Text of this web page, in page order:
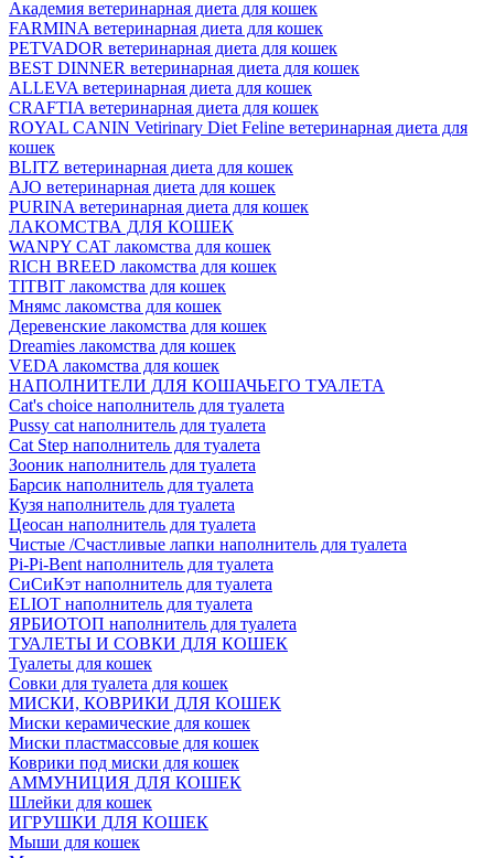
Академия ветеринарная диета для кошек
FARMINA ветеринарная диета для кошек
PETVADOR ветеринарная диета для кошек
BEST DINNER ветеринарная диета для кошек
ALLEVA ветеринарная диета для кошек
CRAFTIA ветеринарная диета для кошек
ROYAL CANIN Vetirinary Diet Feline ветеринарная диета для
кошек
BLITZ ветеринарная диета для кошек
AJO ветеринарная диета для кошек
PURINA ветеринарная диета для кошек
ЛАКОМСТВА ДЛЯ КОШЕК
WANPY CAT лакомства для кошек
RICH BREED лакомства для кошек
TITBIT лакомства для кошек
Мнямс лакомства для кошек
Деревенские лакомства для кошек
Dreamies лакомства для кошек
VEDA лакомства для кошек
НАПОЛНИТЕЛИ ДЛЯ КОШАЧЬЕГО ТУАЛЕТА
Cat's choice наполнитель для туалета
Pussy cat наполнитель для туалета
Cat Step наполнитель для туалета
Зооник наполнитель для туалета
Барсик наполнитель для туалета
Кузя наполнитель для туалета
Цеосан наполнитель для туалета
Чистые /Счастливые лапки наполнитель для туалета
Pi-Pi-Bent наполнитель для туалета
СиСиКэт наполнитель для туалета
ELIOT наполнитель для туалета
ЯРБИОТОП наполнитель для туалета
ТУАЛЕТЫ И СОВКИ ДЛЯ КОШЕК
Туалеты для кошек
Совки для туалета для кошек
МИСКИ, КОВРИКИ ДЛЯ КОШЕК
Миски керамические для кошек
Миски пластмассовые для кошек
Коврики под миски для кошек
АММУНИЦИЯ ДЛЯ КОШЕК
Шлейки для кошек
ИГРУШКИ ДЛЯ КОШЕК
Мыши для кошек